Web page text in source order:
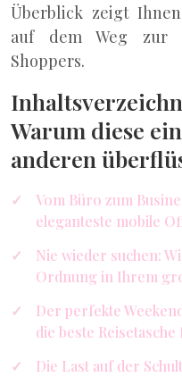
Überblick zeigt
auf dem Weg zur
Shoppers.
Warum diese
anderen
Vom Büro zum
eleganteste mobile
Nie wieder suchen:
Ordnung in Ihrem
Der perfekte
die beste
Die Last auf der